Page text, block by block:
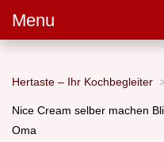
Menu
Hertaste – Ihr Kochbegleiter
Nice Cream selber machen
Oma